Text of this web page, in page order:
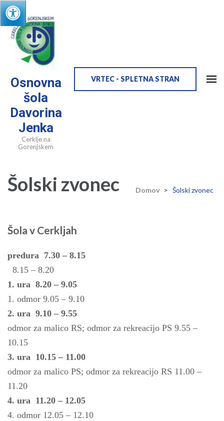
Skip
to
content
(Press
Enter)
Osnovna
šola
Davorina
Jenka
Cerklje na
Gorenjskem
VRTEC - SPLETNA STRAN
Šolski zvonec Domov > Šolski zvonec
Šola v Cerkljah
predura 7.30 – 8.15
8.15 – 8.20
1. ura 8.20 – 9.05
1. odmor 9.05 – 9.10
2. ura 9.10 – 9.55
odmor za malico RS; odmor za rekreacijo PS 9.55 –
10.15
3. ura 10.15 – 11.00
odmor za malico PS; odmor za rekreacijo RS 11.00 –
11.20
4. ura 11.20 – 12.05
4. odmor 12.05 – 12.10